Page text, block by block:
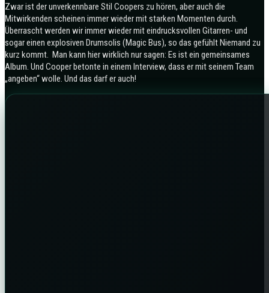
Zwar ist der unverkennbare Stil Coopers zu hören, aber auch die
Mitwirkenden scheinen immer wieder mit starken Momenten durch.
Überrascht werden wir immer wieder mit eindrucksvollen Gitarren- und
sogar einen explosiven Drumsolis (Magic Bus), so das gefühlt Niemand zu
kurz kommt. Man kann hier wirklich nur sagen: Es ist ein gemeinsames
Album. Und Cooper betonte in einem Interview, dass er mit seinem Team
„angeben“ wolle. Und das darf er auch!